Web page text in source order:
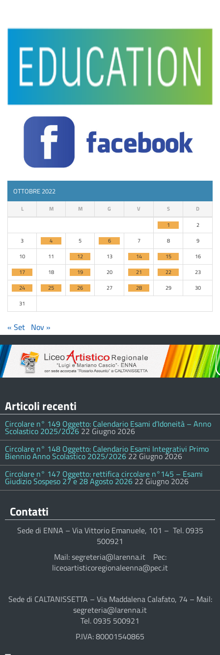
OTTOBRE 2022
L M M G V S D
1
2
3
4 5 6 7 8
9
10
11 12 13 14 15
16
17
18 19 20 21 22
23
24
25 26 27 28 29
30
31
« Set Nov »
Articoli recenti
Circolare n° 149 Oggetto: Calendario Esami d’Idoneità – Anno
Scolastico 2025/2026 22 Giugno 2026
Circolare n° 148 Oggetto: Calendario Esami Integrativi Primo
Biennio Anno Scolastico 2025/2026 22 Giugno 2026
Circolare n° 147 Oggetto: rettifica circolare n°145 – Esami
Giudizio Sospeso 27 e 28 Agosto 2026 22 Giugno 2026
Contatti
Sede di ENNA – Via Vittorio Emanuele, 101 – Tel. 0935
500921
Mail: segreteria@larenna.it Pec:
liceoartisticoregionaleenna@pec.it
Sede di CALTANISSETTA – Via Maddalena Calafato, 74 – Mail:
segreteria@larenna.it
Tel. 0935 500921
P.IVA: 80001540865